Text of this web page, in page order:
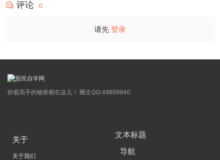
评论 0
请先 登录
炒股高手的秘密都在这儿！ 圈主QQ:48856940
关于
关于我们
文本标题
导航